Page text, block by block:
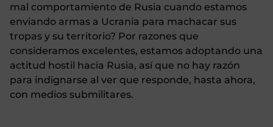
mal comportamiento de Rusia cuando estamos
enviando armas a Ucrania para machacar sus
tropas y su territorio? Por razones que
consideramos excelentes, estamos adoptando una
actitud hostil hacia Rusia, así que no hay razón
para indignarse al ver que responde, hasta ahora,
con medios submilitares.